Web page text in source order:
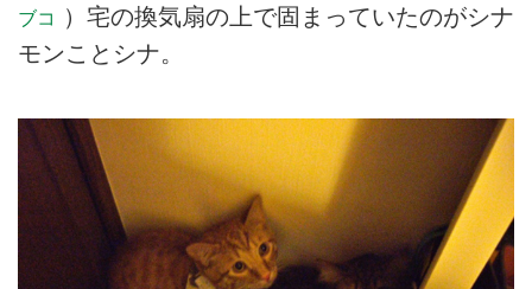
ブコ
）宅の換気扇の上で固まっていたのがシナ
モンことシナ。